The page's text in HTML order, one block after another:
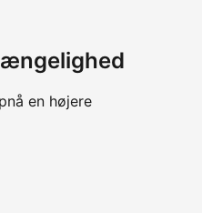
en højere